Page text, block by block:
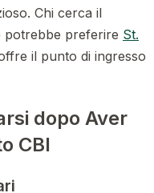
Chi cerca il
potrebbe preferire St.
il punto di ingresso
dopo Aver
CBI